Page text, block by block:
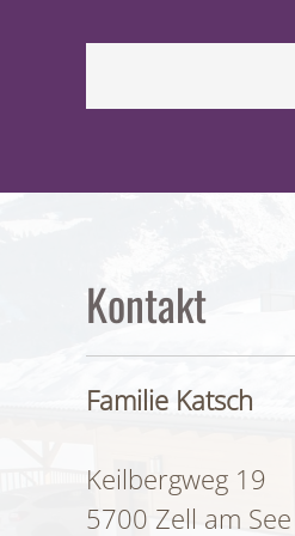
Kontakt
Familie Katsch
Keilbergweg 19
5700 Zell am See